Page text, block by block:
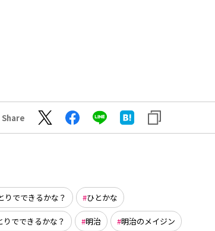
Share
りでできるかな？ ひとかな
でできるかな？ 明治 明治のメイジン